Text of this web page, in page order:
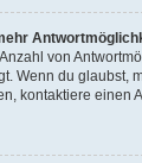
von
Wenn du glaubst,
kontaktiere einen